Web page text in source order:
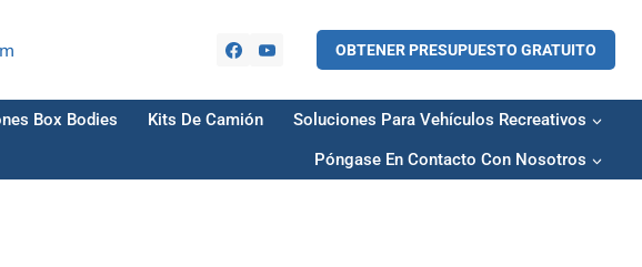
OBTENER PRESUPUESTO GRATUITO
Box Bodies Kits De Camión
Soluciones Para Vehículos Recreativos
Póngase En Contacto Con Nosotros